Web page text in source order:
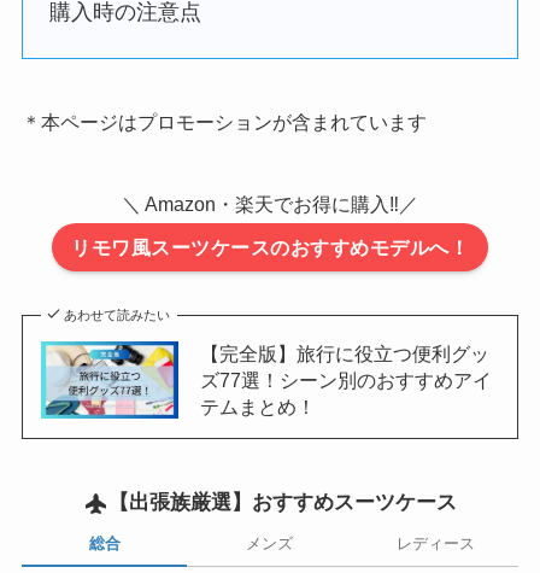
購入時の注意点
＊本ページはプロモーションが含まれています
＼ Amazon・楽天でお得に購入‼／
リモワ風スーツケースのおすすめモデルへ！
あわせて読みたい
【完全版】旅行に役立つ便利グッ
ズ77選！シーン別のおすすめアイ
テムまとめ！
【出張族厳選】 おすすめスーツケース
総合 メンズ レディース